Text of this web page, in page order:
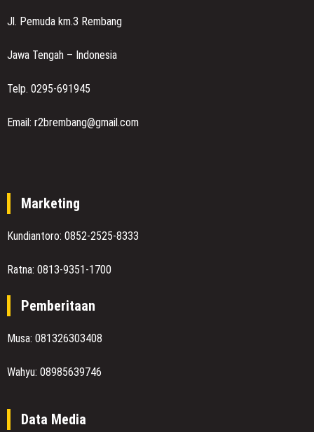
Jl. Pemuda km.3 Rembang
Jawa Tengah – Indonesia
Telp. 0295-691945
Email: r2brembang@gmail.com
Marketing
Kundiantoro: 0852-2525-8333
Ratna: 0813-9351-1700
Pemberitaan
Musa: 081326303408
Wahyu: 08985639746
Data Media